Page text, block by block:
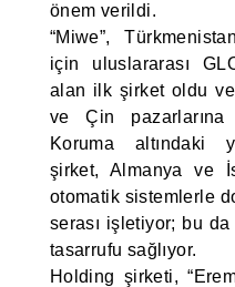
önem verildi.
“Miwe”,
için uluslararası
alan ilk şirket oldu
ve Çin
Koruma altındaki
şirket, Almanya ve
otomatik sistemlerle
serası işletiyor; bu da
tasarrufu sağlıyor.
Holding şirketi,